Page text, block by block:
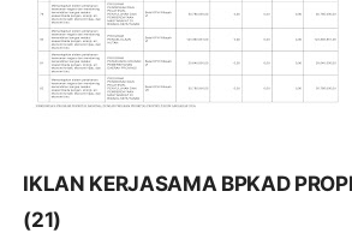
IKLAN KERJASAMA BPKAD
(21)